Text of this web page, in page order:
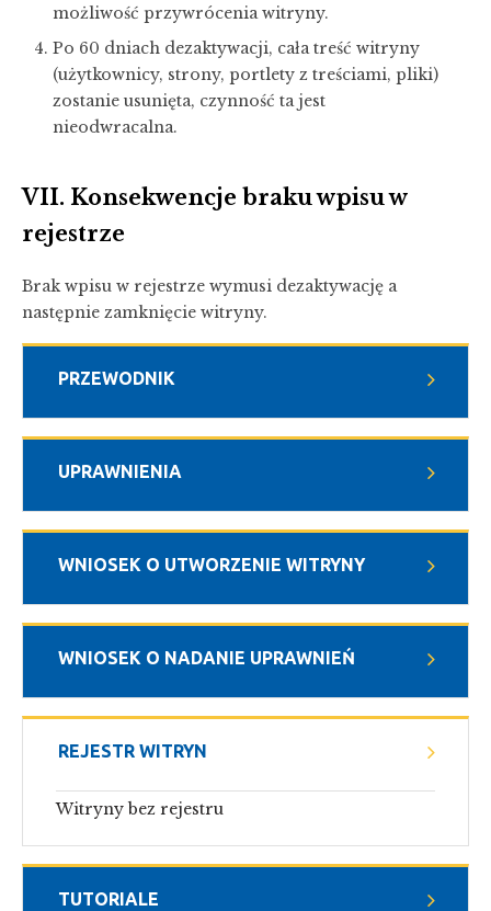
PRZEWODNIK
UPRAWNIENIA
WNIOSEK O UTWORZENIE WITRYNY
WNIOSEK O NADANIE UPRAWNIEŃ
REJESTR WITRYN
Witryny bez rejestru
TUTORIALE
możliwość przywrócenia witryny.
Po 60 dniach dezaktywacji, cała treść witryny
(użytkownicy, strony, portlety z treściami, pliki)
zostanie usunięta, czynność ta jest
nieodwracalna.
VII. Konsekwencje braku wpisu w
rejestrze
Brak wpisu w rejestrze wymusi dezaktywację a
następnie zamknięcie witryny.